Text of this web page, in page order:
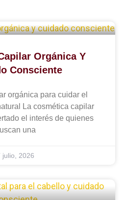
Orgánica Y
Consciente
orgánica para cuidar el
La cosmética capilar
el interés de quienes
una
julio, 2026